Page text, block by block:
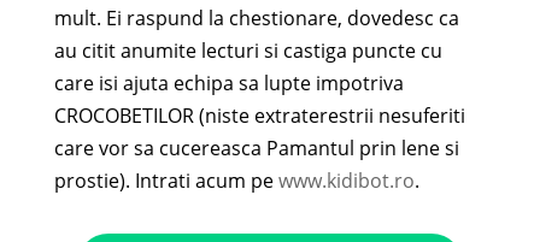
mult. Ei raspund la chestionare, dovedesc ca
au citit anumite lecturi si castiga puncte cu
care isi ajuta echipa sa lupte impotriva
CROCOBETILOR (niste extraterestrii nesuferiti
care vor sa cucereasca Pamantul prin lene si
prostie). Intrati acum pewww.kidibot.ro.